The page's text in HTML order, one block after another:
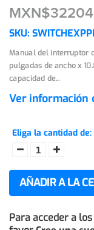
SKU:
Manual del interruptor
pulgadas de ancho x
capacidad de...
Ver información
Eliga la cantidad de:
AÑADIR A LA
Para acceder a